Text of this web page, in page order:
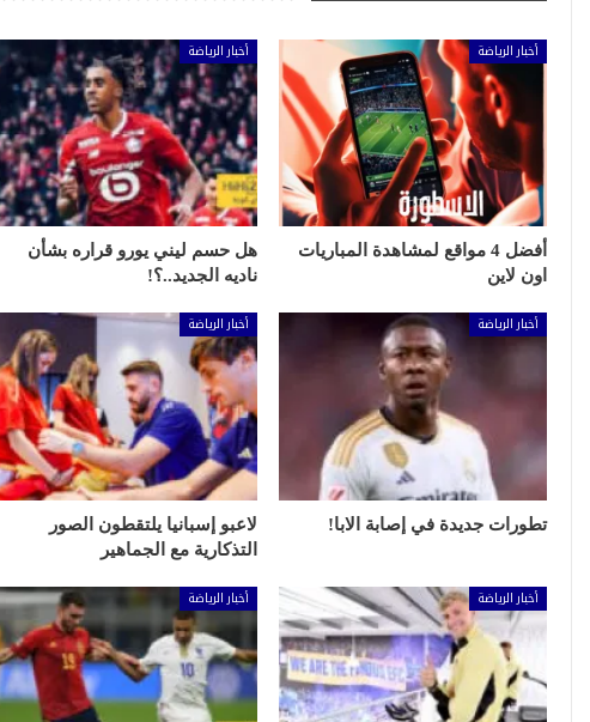
أخبار الرياضة
أفضل 4 مواقع لمشاهدة المباريات
اون لاين
أخبار الرياضة
هل حسم ليني يورو قراره بشأن
ناديه الجديد..؟!
أخبار الرياضة
تطورات جديدة في إصابة الابا!
أخبار الرياضة
لاعبو إسبانيا يلتقطون الصور
التذكارية مع الجماهير
أخبار الرياضة أخبار الرياضة